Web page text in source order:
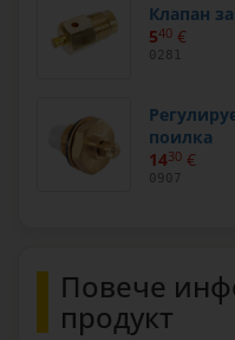
Клапан
540 €
0281
поилка
1430 €
0907
Повече
продукт